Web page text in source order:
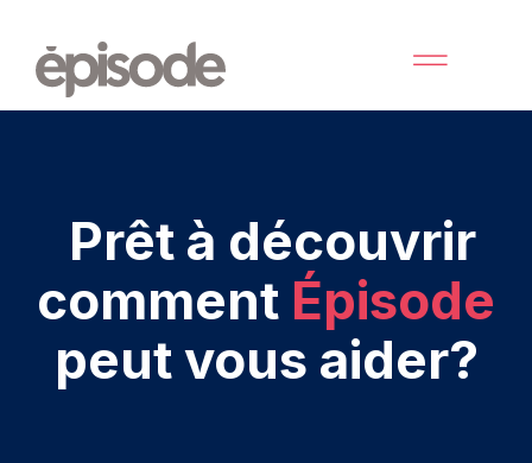
Prêt à découvrir
comment Épisode
peutvous aider?